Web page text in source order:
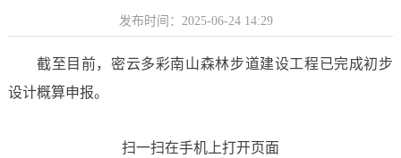
发布时间：2025-06-24 14:29
截至目前，密云多彩南山森林步道建设工程已完成初步
设计概算申报。
扫一扫在手机上打开页面